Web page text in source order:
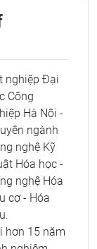
nghiệp Đại
Công
Hà Nội -
ngành
nghệ Kỹ
Hóa học -
nghệ Hóa
cơ - Hóa
hơn 15 năm